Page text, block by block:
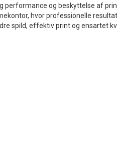
Opret
performance og beskyttelse af
hvor professionelle
spild, effektiv print og ensartet